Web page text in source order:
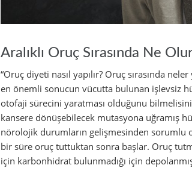
Aralıklı Oruç Sırasında Ne
“Oruç diyeti nasıl yapılır? Oruç sırasında
en önemli sonucun vücutta bulunan işlevsiz
otofaji sürecini yaratması olduğunu
kansere dönüşebilecek mutasyona uğramış
nörolojik durumların gelişmesinden
bir süre oruç tuttuktan sonra başlar. Oruç
için karbonhidrat bulunmadığı için